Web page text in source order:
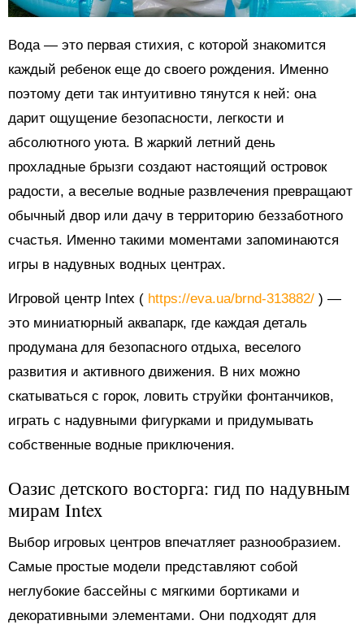
Вода — это первая стихия, с которой знакомится
каждый ребенок еще до своего рождения. Именно
поэтому дети так интуитивно тянутся к ней: она
дарит ощущение безопасности, легкости и
абсолютного уюта. В жаркий летний день
прохладные брызги создают настоящий островок
радости, а веселые водные развлечения превращают
обычный двор или дачу в территорию беззаботного
счастья. Именно такими моментами запоминаются
игры в надувных водных центрах.
Игровой центр Intex ( https://eva.ua/brnd-313882/ ) —
это миниатюрный аквапарк, где каждая деталь
продумана для безопасного отдыха, веселого
развития и активного движения. В них можно
скатываться с горок, ловить струйки фонтанчиков,
играть с надувными фигурками и придумывать
собственные водные приключения.
Оазис детского восторга: гид по надувным
мирам Intex
Выбор игровых центров впечатляет разнообразием.
Самые простые модели представляют собой
неглубокие бассейны с мягкими бортиками и
декоративными элементами. Они подходят для